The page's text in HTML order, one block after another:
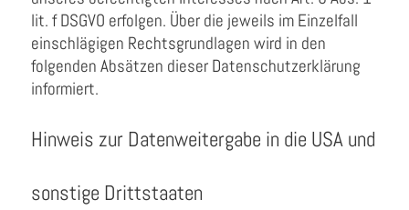
lit. f DSGVO erfolgen. Über die jeweils im Einzelfall
einschlägigen Rechtsgrundlagen wird in den
folgenden Absätzen dieser Datenschutzerklärung
informiert.
Hinweis zur Datenweitergabe in die USA und
sonstige Drittstaaten